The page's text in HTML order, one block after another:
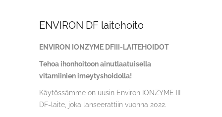
ENVIRON DF laitehoito
ENVIRON IONZYME DFIII-LAITEHOIDOT
Tehoa ihonhoitoon ainutlaatuisella
vitamiinien imeytyshoidolla!
Käytössämme on uusin Environ IONZYME III
DF-laite, joka lanseerattiin vuonna 2022.